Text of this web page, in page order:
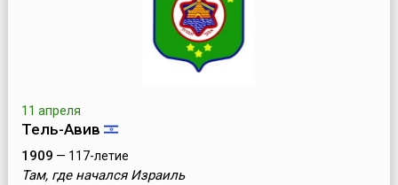
11 апреля
Тель-Авив
1909 — 117-летие
Там, где начался Израиль